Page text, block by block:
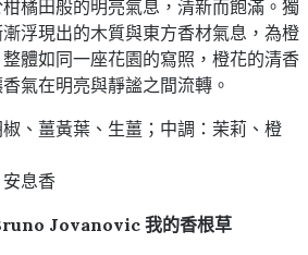
橘田般的明亮氣息，清新而飽滿。獨
浮現出的木質與東方香材氣息，為橙
體如同一座花園的寫照，橙花的清香
氣在明亮與靜謐之間流轉。
、薑黃葉、生薑；中調：茉莉、橙
息香
Jovanovic 我的香根草